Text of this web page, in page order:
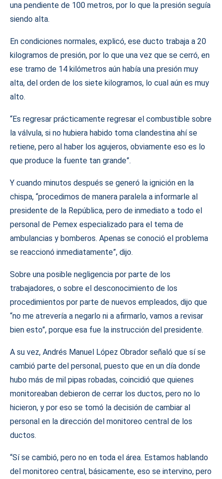
una pendiente de 100 metros, por lo que la presión seguía
siendo alta.
En condiciones normales, explicó, ese ducto trabaja a 20
kilogramos de presión, por lo que una vez que se cerró, en
ese tramo de 14 kilómetros aún había una presión muy
alta, del orden de los siete kilogramos, lo cual aún es muy
alto.
“Es regresar prácticamente regresar el combustible sobre
la válvula, si no hubiera habido toma clandestina ahí se
retiene, pero al haber los agujeros, obviamente eso es lo
que produce la fuente tan grande”.
Y cuando minutos después se generó la ignición en la
chispa, “procedimos de manera paralela a informarle al
presidente de la República, pero de inmediato a todo el
personal de Pemex especializado para el tema de
ambulancias y bomberos. Apenas se conoció el problema
se reaccionó inmediatamente”, dijo.
Sobre una posible negligencia por parte de los
trabajadores, o sobre el desconocimiento de los
procedimientos por parte de nuevos empleados, dijo que
“no me atrevería a negarlo ni a afirmarlo, vamos a revisar
bien esto”, porque esa fue la instrucción del presidente.
A su vez, Andrés Manuel López Obrador señaló que sí se
cambió parte del personal, puesto que en un día donde
hubo más de mil pipas robadas, coincidió que quienes
monitoreaban debieron de cerrar los ductos, pero no lo
hicieron, y por eso se tomó la decisión de cambiar al
personal en la dirección del monitoreo central de los
ductos.
“Sí se cambió, pero no en toda el área. Estamos hablando
del monitoreo central, básicamente, eso se intervino, pero